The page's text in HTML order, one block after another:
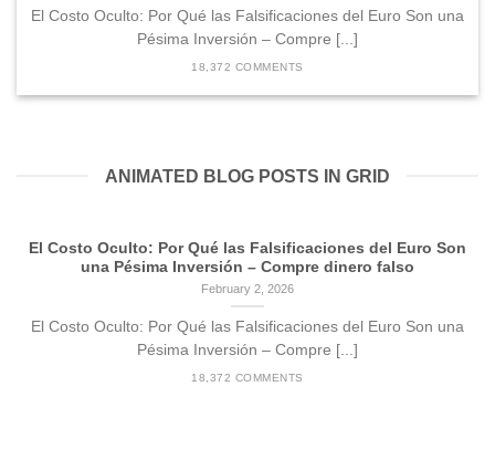
El Costo Oculto: Por Qué las Falsificaciones del Euro Son una
Pésima Inversión – Compre [...]
18,372 COMMENTS
ANIMATED BLOG POSTS IN GRID
El Costo Oculto: Por Qué las Falsificaciones del Euro Son
una Pésima Inversión – Compre dinero falso
February 2, 2026
El Costo Oculto: Por Qué las Falsificaciones del Euro Son una
Pésima Inversión – Compre [...]
18,372 COMMENTS